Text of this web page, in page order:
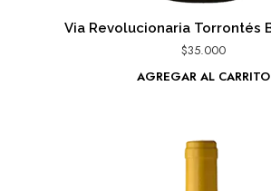
Via Revolucionaria Torrontés
$35.000
AGREGAR AL CARRITO